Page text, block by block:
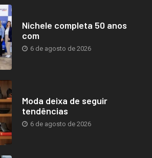
Nichele completa 50 anos
com
6 de agosto de 2026
Moda deixa de seguir
tendências
6 de agosto de 2026